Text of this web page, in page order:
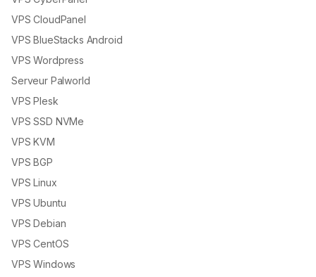
VPS CloudPanel
VPS BlueStacks Android
VPS Wordpress
Serveur Palworld
VPS Plesk
VPS SSD NVMe
VPS KVM
VPS BGP
VPS Linux
VPS Ubuntu
VPS Debian
VPS CentOS
VPS Windows